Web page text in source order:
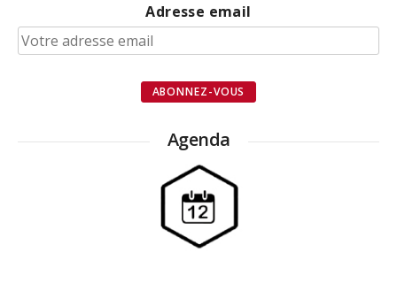
Adresse email
Agenda